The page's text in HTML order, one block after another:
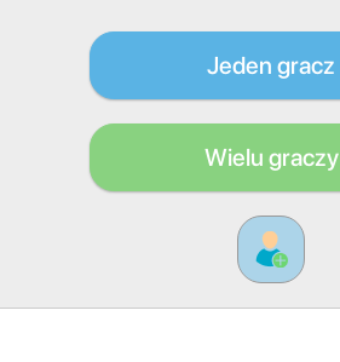
Jeden gracz
Wielu graczy